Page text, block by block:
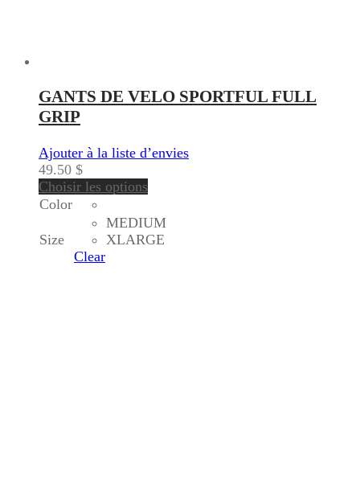
GANTS DE VELO SPORTFUL FULL
GRIP
Ajouter à la liste d’envies
49.50 $
Choisir les options
Color
Size
MEDIUM
XLARGE
Clear